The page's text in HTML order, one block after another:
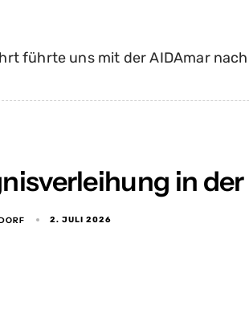
führte uns mit der AIDAmar
in
2. JULI 2026